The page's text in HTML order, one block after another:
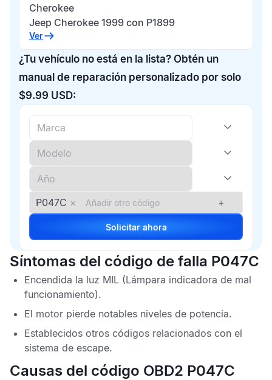
Cherokee
Jeep Cherokee 1999 con P1899
Ver
¿Tu vehículo no está en la lista? Obtén un
manual de reparación personalizado por solo
$9.99 USD:
P047C × +
Solicitar ahora
Síntomas del código de falla P047C
Encendida la luz MIL (Lámpara indicadora de mal
funcionamiento).
El motor pierde notables niveles de potencia.
Establecidos otros códigos relacionados con el
sistema de escape.
Causas del código OBD2 P047C